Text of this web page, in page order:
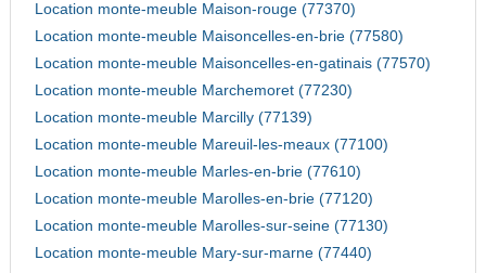
Location monte-meuble Maison-rouge (77370)
Location monte-meuble Maisoncelles-en-brie (77580)
Location monte-meuble Maisoncelles-en-gatinais (77570)
Location monte-meuble Marchemoret (77230)
Location monte-meuble Marcilly (77139)
Location monte-meuble Mareuil-les-meaux (77100)
Location monte-meuble Marles-en-brie (77610)
Location monte-meuble Marolles-en-brie (77120)
Location monte-meuble Marolles-sur-seine (77130)
Location monte-meuble Mary-sur-marne (77440)